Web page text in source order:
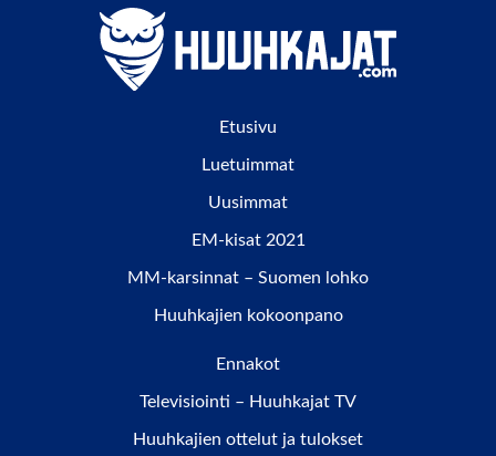
Etusivu
Luetuimmat
Uusimmat
EM-kisat 2021
MM-karsinnat – Suomen lohko
Huuhkajien kokoonpano
Ennakot
Televisiointi – Huuhkajat TV
Huuhkajien ottelut ja tulokset